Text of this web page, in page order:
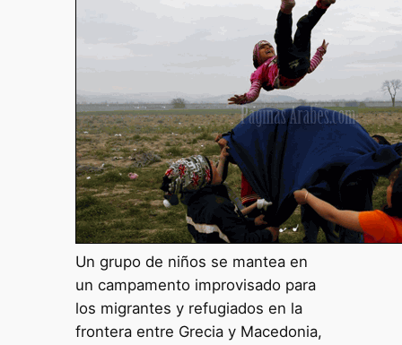
Un grupo de niños se mantea en
un campamento improvisado para
los migrantes y refugiados en la
frontera entre Grecia y Macedonia,